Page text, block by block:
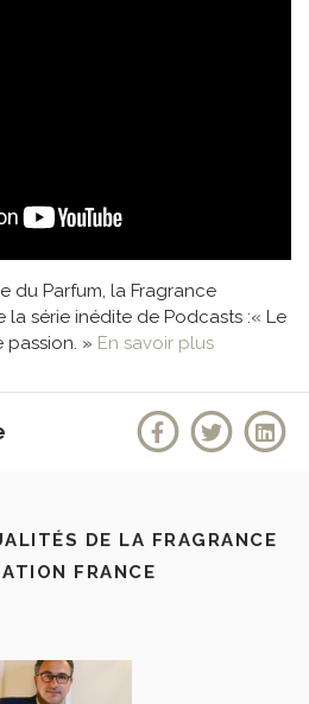
du Parfum, la Fragrance
la série inédite de Podcasts :« Le
passion. » En savoir plus
DE LA FRAGRANCE
FRANCE